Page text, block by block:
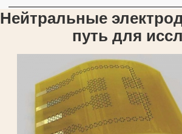
Нейтральные
путь для